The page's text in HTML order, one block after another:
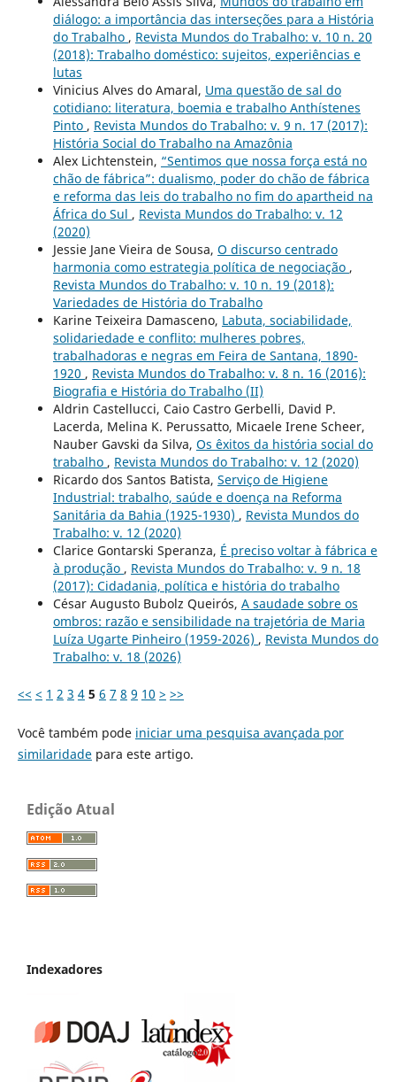
diálogo: a importância das interseções para a História
do Trabalho , Revista Mundos do Trabalho: v. 10 n. 20
(2018): Trabalho doméstico: sujeitos, experiências e
lutas
Vinicius Alves do Amaral, Uma questão de sal do
cotidiano: literatura, boemia e trabalho Anthístenes
Pinto , Revista Mundos do Trabalho: v. 9 n. 17 (2017):
História Social do Trabalho na Amazônia
Alex Lichtenstein, “Sentimos que nossa força está no
chão de fábrica”: dualismo, poder do chão de fábrica
e reforma das leis do trabalho no fim do apartheid na
África do Sul , Revista Mundos do Trabalho: v. 12
(2020)
Jessie Jane Vieira de Sousa, O discurso centrado
harmonia como estrategia política de negociação ,
Revista Mundos do Trabalho: v. 10 n. 19 (2018):
Variedades de História do Trabalho
Karine Teixeira Damasceno, Labuta, sociabilidade,
solidariedade e conflito: mulheres pobres,
trabalhadoras e negras em Feira de Santana, 1890-
1920 , Revista Mundos do Trabalho: v. 8 n. 16 (2016):
Biografia e História do Trabalho (II)
Aldrin Castellucci, Caio Castro Gerbelli, David P.
Lacerda, Melina K. Perussatto, Micaele Irene Scheer,
Nauber Gavski da Silva, Os êxitos da história social do
trabalho , Revista Mundos do Trabalho: v. 12 (2020)
Ricardo dos Santos Batista, Serviço de Higiene
Industrial: trabalho, saúde e doença na Reforma
Sanitária da Bahia (1925-1930) , Revista Mundos do
Trabalho: v. 12 (2020)
Clarice Gontarski Speranza, É preciso voltar à fábrica e
à produção , Revista Mundos do Trabalho: v. 9 n. 18
(2017): Cidadania, política e história do trabalho
César Augusto Bubolz Queirós, A saudade sobre os
ombros: razão e sensibilidade na trajetória de Maria
Luíza Ugarte Pinheiro (1959-2026) , Revista Mundos do
Trabalho: v. 18 (2026)
<< < 1 2 3 4 5 6 7 8 9 10 > >>
Você também pode iniciar uma pesquisa avançada por
similaridadepara este artigo.
Edição Atual
Indexadores